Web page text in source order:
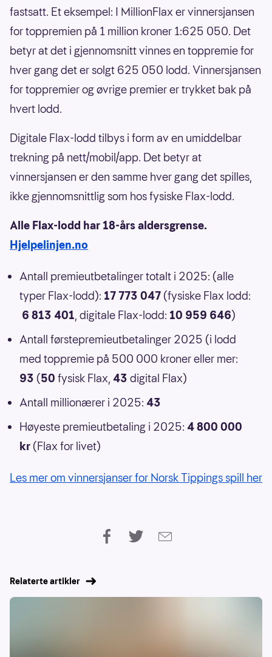
fastsatt. Et eksempel: I MillionFlax er vinnersjansen
for toppremien på 1 million kroner 1:625 050. Det
betyr at det i gjennomsnitt vinnes en toppremie for
hver gang det er solgt 625 050 lodd. Vinnersjansen
for toppremier og øvrige premier er trykket bak på
hvert lodd.
Digitale Flax-lodd tilbys i form av en umiddelbar
trekning på nett/mobil/app. Det betyr at
vinnersjansen er den samme hver gang det spilles,
ikke gjennomsnittlig som hos fysiske Flax-lodd.
Alle Flax-lodd har 18-års aldersgrense.
Hjelpelinjen.no
Antall premieutbetalinger totalt i 2025: (alle
typer Flax-lodd): 17 773 047 (fysiske Flax lodd:
6 813 401, digitale Flax-lodd: 10 959 646)
Antall førstepremieutbetalinger 2025 (i lodd
med toppremie på 500 000 kroner eller mer:
93 (50 fysisk Flax, 43 digital Flax)
Antall millionærer i 2025: 43
Høyeste premieutbetaling i 2025: 4 800 000
kr (Flax for livet)
Les mer om vinnersjanser for Norsk Tippings spill her
Relaterte artikler